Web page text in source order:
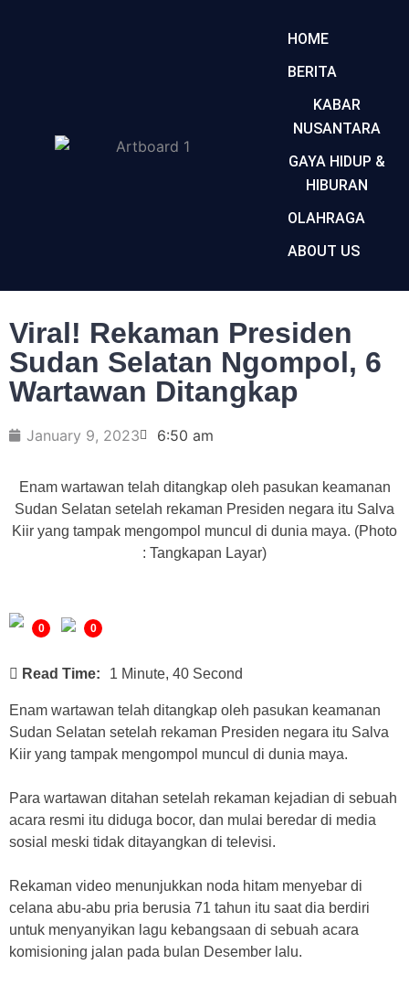
HOME
BERITA
KABAR
NUSANTARA
GAYA HIDUP &
HIBURAN
OLAHRAGA
ABOUT US
Viral! Rekaman Presiden
Sudan Selatan Ngompol, 6
Wartawan Ditangkap
January 9, 2023 6:50 am
Enam wartawan telah ditangkap oleh pasukan keamanan
Sudan Selatan setelah rekaman Presiden negara itu Salva
Kiir yang tampak mengompol muncul di dunia maya. (Photo
: Tangkapan Layar)
0 0
Read Time: 1 Minute, 40 Second
Enam wartawan telah ditangkap oleh pasukan keamanan
Sudan Selatan setelah rekaman Presiden negara itu Salva
Kiir yang tampak mengompol muncul di dunia maya.
Para wartawan ditahan setelah rekaman kejadian di sebuah
acara resmi itu diduga bocor, dan mulai beredar di media
sosial meski tidak ditayangkan di televisi.
Rekaman video menunjukkan noda hitam menyebar di
celana abu-abu pria berusia 71 tahun itu saat dia berdiri
untuk menyanyikan lagu kebangsaan di sebuah acara
komisioning jalan pada bulan Desember lalu.